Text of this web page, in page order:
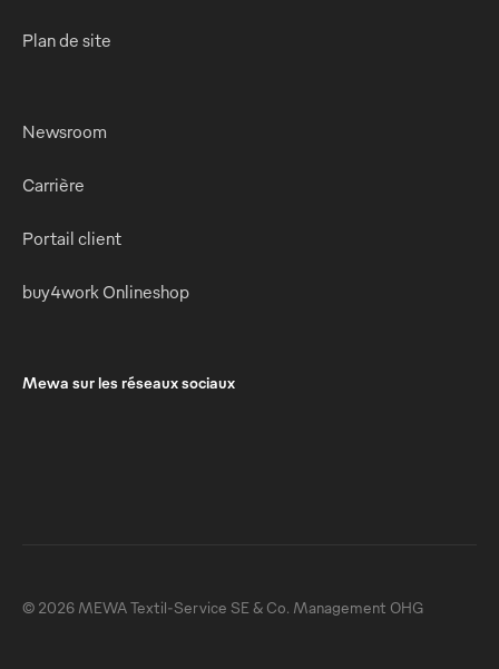
Plan de site
Newsroom
Carrière
Portail client
buy4work Onlineshop
Mewa sur les réseaux sociaux
© 2026 MEWA Textil-Service SE & Co. Management OHG